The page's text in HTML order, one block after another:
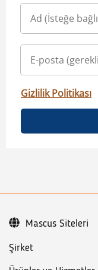
Gizlilik Politikası
Şirket
Mascus Siteleri